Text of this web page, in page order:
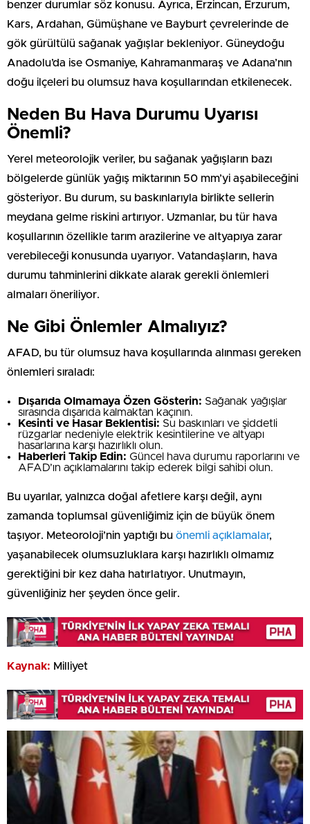
benzer durumlar söz konusu. Ayrıca, Erzincan, Erzurum,
Kars, Ardahan, Gümüşhane ve Bayburt çevrelerinde de
gök gürültülü sağanak yağışlar bekleniyor. Güneydoğu
Anadolu’da ise Osmaniye, Kahramanmaraş ve Adana’nın
doğu ilçeleri bu olumsuz hava koşullarından etkilenecek.
Neden Bu Hava Durumu Uyarısı
Önemli?
Yerel meteorolojik veriler, bu sağanak yağışların bazı
bölgelerde günlük yağış miktarının 50 mm’yi aşabileceğini
gösteriyor. Bu durum, su baskınlarıyla birlikte sellerin
meydana gelme riskini artırıyor. Uzmanlar, bu tür hava
koşullarının özellikle tarım arazilerine ve altyapıya zarar
verebileceği konusunda uyarıyor. Vatandaşların, hava
durumu tahminlerini dikkate alarak gerekli önlemleri
almaları öneriliyor.
Ne Gibi Önlemler Almalıyız?
AFAD, bu tür olumsuz hava koşullarında alınması gereken
önlemleri sıraladı:
Dışarıda Olmamaya Özen Gösterin: Sağanak yağışlar
sırasında dışarıda kalmaktan kaçının.
Kesinti ve Hasar Beklentisi: Su baskınları ve şiddetli
rüzgarlar nedeniyle elektrik kesintilerine ve altyapı
hasarlarına karşı hazırlıklı olun.
Haberleri Takip Edin: Güncel hava durumu raporlarını ve
AFAD’ın açıklamalarını takip ederek bilgi sahibi olun.
Bu uyarılar, yalnızca doğal afetlere karşı değil, aynı
zamanda toplumsal güvenliğimiz için de büyük önem
taşıyor. Meteoroloji’nin yaptığı bu önemli açıklamalar,
yaşanabilecek olumsuzluklara karşı hazırlıklı olmamız
gerektiğini bir kez daha hatırlatıyor. Unutmayın,
güvenliğiniz her şeyden önce gelir.
Kaynak: Milliyet